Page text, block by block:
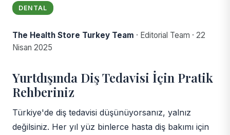
DENTAL
The Health Store Turkey Team · Editorial Team · 22
Nisan 2025
Yurtdışında Diş Tedavisi İçin Pratik
Rehberiniz
Türkiye'de diş tedavisi düşünüyorsanız, yalnız
değilsiniz. Her yıl yüz binlerce hasta diş bakımı için